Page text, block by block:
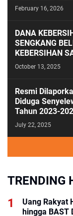
February 16, 2026
DANA
SENGKANG
KEBERSIHAN
October 13, 2025
Resmi
Diduga
Tahun 2023-
July 22, 2025
TRENDING
Uang Rakyat
hingga BAST